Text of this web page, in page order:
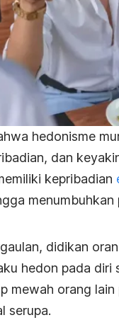
hedonisme
dan
kepribadian
menumbuhkan
didikan
hedon pada diri
mewah orang
serupa.